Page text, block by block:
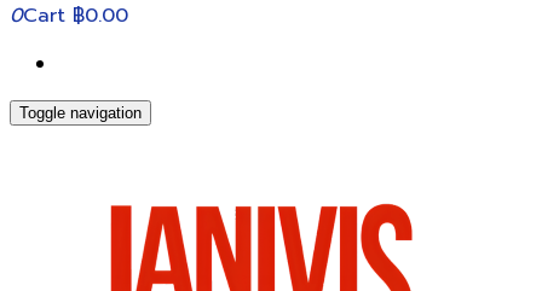
0Cart ฿0.00
Toggle navigation